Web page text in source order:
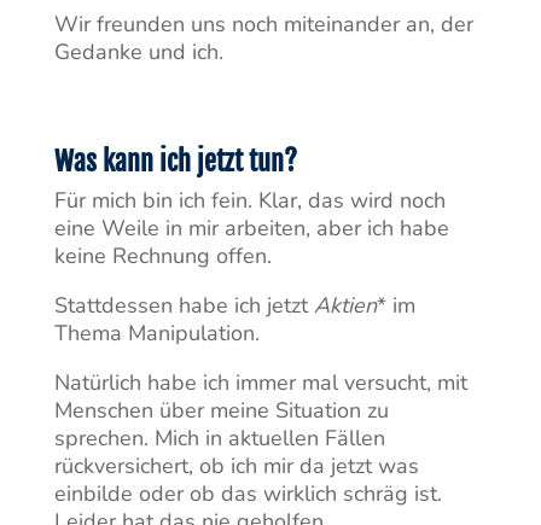
Wir freunden uns noch miteinander an, der
Gedanke und ich.
Was kann ich jetzt tun?
Für mich bin ich fein. Klar, das wird noch
eine Weile in mir arbeiten, aber ich habe
keine Rechnung offen.
Stattdessen habe ich jetztAktien* im
Thema Manipulation.
Natürlich habe ich immer mal versucht, mit
Menschen über meine Situation zu
sprechen. Mich in aktuellen Fällen
rückversichert, ob ich mir da jetzt was
einbilde oder ob das wirklich schräg ist.